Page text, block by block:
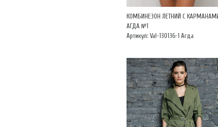
КОМБИНЕЗОН ЛЕТНИЙ С
АГДА №1
Артикул: Val-130136-1 Агда